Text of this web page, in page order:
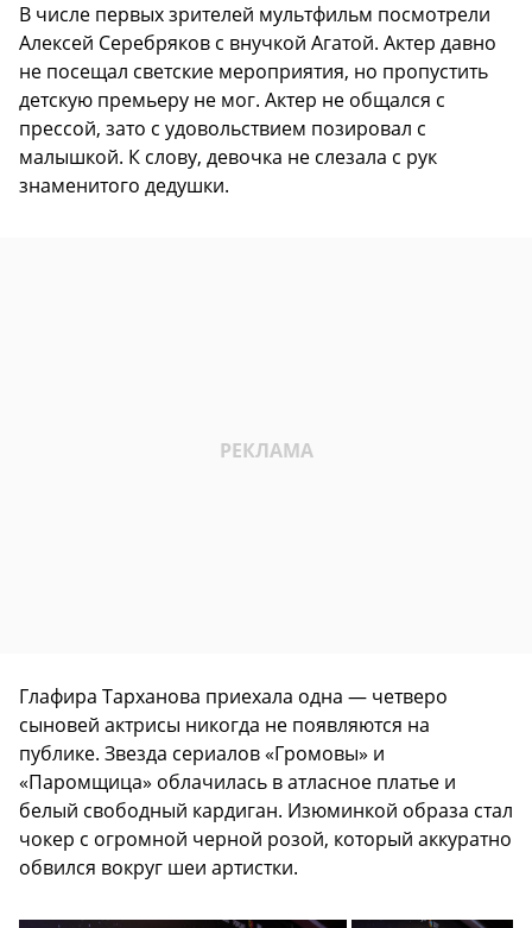
В числе первых зрителей мультфильм посмотрели
Алексей Серебряков с внучкой Агатой. Актер давно
не посещал светские мероприятия, но пропустить
детскую премьеру не мог. Актер не общался с
прессой, зато с удовольствием позировал с
малышкой. К слову, девочка не слезала с рук
знаменитого дедушки.
Глафира Тарханова приехала одна — четверо
сыновей актрисы никогда не появляются на
публике. Звезда сериалов «Громовы» и
«Паромщица» облачилась в атласное платье и
белый свободный кардиган. Изюминкой образа стал
чокер с огромной черной розой, который аккуратно
обвился вокруг шеи артистки.